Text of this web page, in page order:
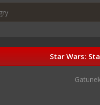
Star Wars: